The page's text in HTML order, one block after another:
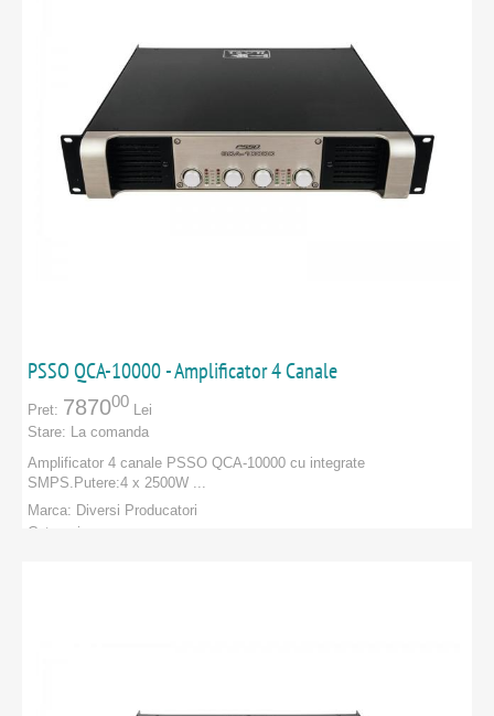
PSSO QCA-10000 - Amplificator 4 Canale
Pret: 787000 Lei
Stare: La comanda
Amplificator 4 canale PSSO QCA-10000 cu integrate
SMPS. Putere:4 x 2500W ...
Marca: Diversi Producatori
Categorie: